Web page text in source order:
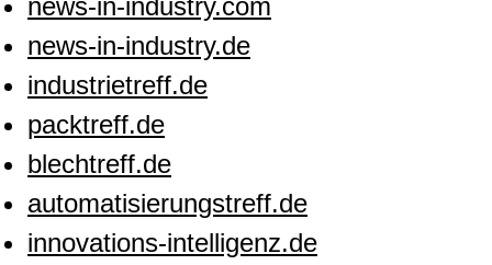
news-in-industry.de
industrietreff.de
packtreff.de
blechtreff.de
automatisierungstreff.de
innovations-intelligenz.de